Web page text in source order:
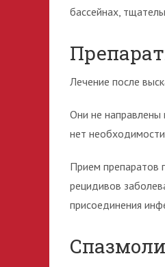
бассейнах,
Лечение после
Они не направлены
нет
Прием препаратов
рецидивов
присоединения